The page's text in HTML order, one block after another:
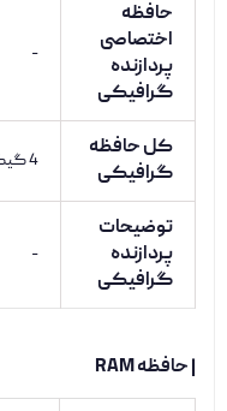
حافظه
اختصاصی
پردازنده
گرافیکی
-
کل حافظه
گرافیکی
4 گیگابایت
توضیحات
پردازنده
گرافیکی
-
| حافظه RAM